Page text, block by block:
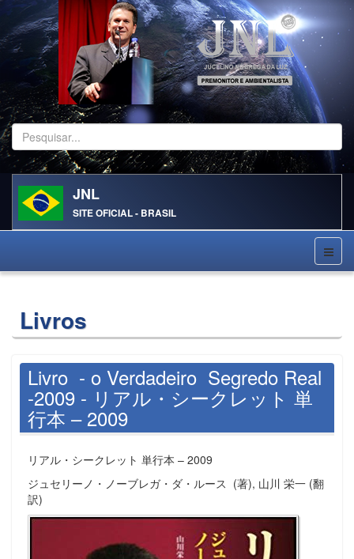
Pesquisar...
JNL
SITE OFICIAL - BRASIL
Livros
Livro - o Verdadeiro Segredo Real
-2009 - リアル・シークレット 単
行本 – 2009
リアル・シークレット 単行本 – 2009
ジュセリーノ・ノーブレガ・ダ・ルース (著), 山川 栄一 (翻
訳)